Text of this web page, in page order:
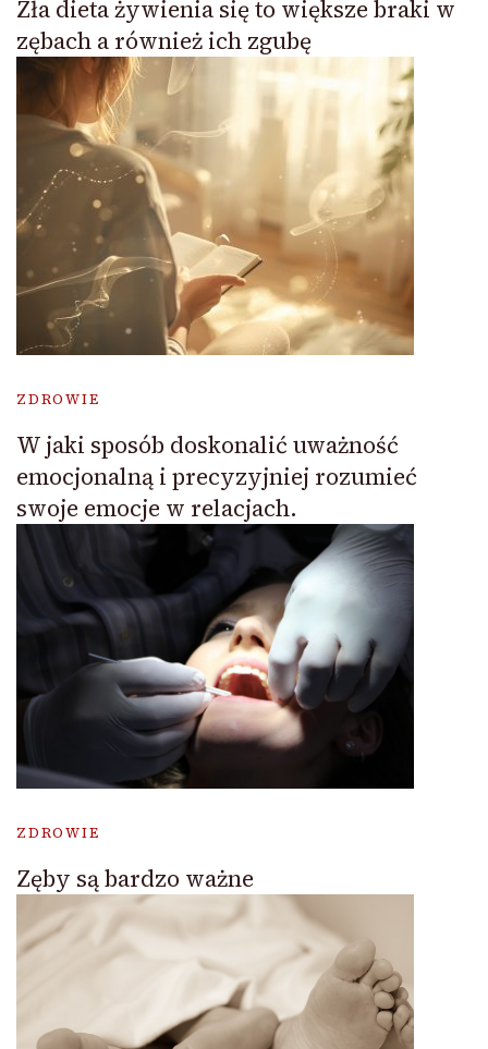
Zła dieta żywienia się to większe braki w
zębach a również ich zgubę
ZDROWIE
W jaki sposób doskonalić uważność
emocjonalną i precyzyjniej rozumieć
swoje emocje w relacjach.
ZDROWIE
Zęby są bardzo ważne